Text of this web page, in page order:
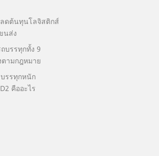
ดต้นทุนโลจิสติกส์
นส่ง
บรรทุกทั้ง 9
ามกฎหมาย
รรทุกหนัก
คืออะไร